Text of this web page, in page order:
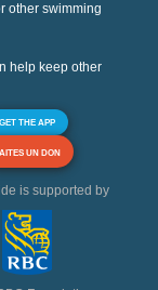
other swimming
help keep other
GET THE APP
UN DON
is supported by